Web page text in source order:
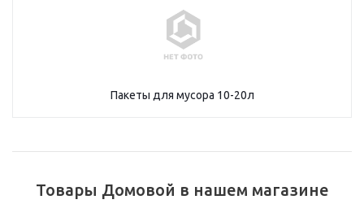
Пакеты для мусора 10-20л
Товары Домовой в нашем магазине